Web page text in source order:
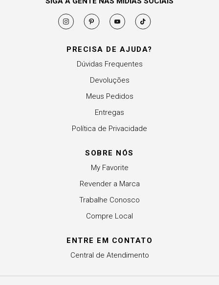
PRECISA DE AJUDA?
Dúvidas Frequentes
Devoluções
Meus Pedidos
Entregas
Política de Privacidade
SOBRE NÓS
My Favorite
Revender a Marca
Trabalhe Conosco
Compre Local
ENTRE EM CONTATO
Central de Atendimento